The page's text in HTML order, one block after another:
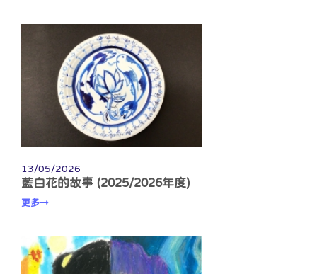
13/05/2026
藍白花的故事 (2025/2026年度)
更多